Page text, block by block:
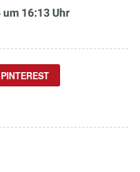
um 16:13 Uhr
PINTEREST